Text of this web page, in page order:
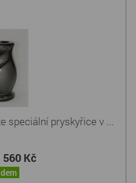
speciální pryskyřice v ...
560 Kč